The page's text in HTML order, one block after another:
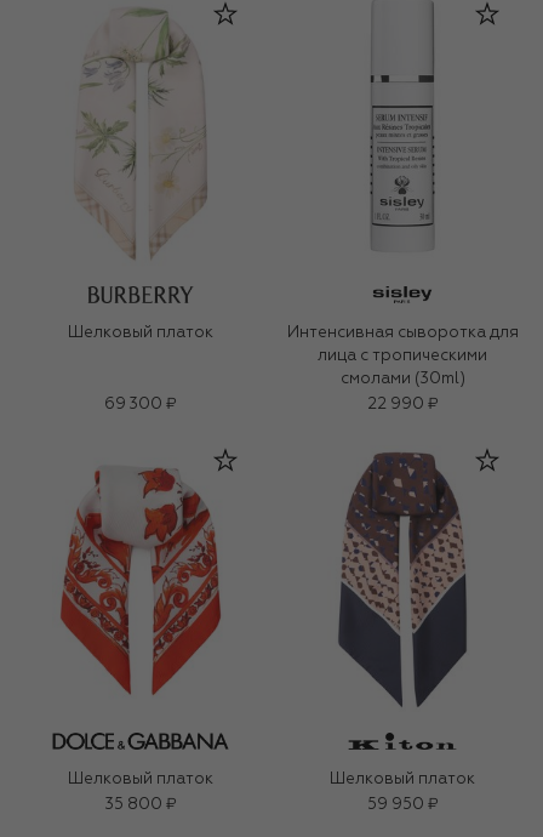
Шелковый платок
69 300 ₽
Интенсивная сыворотка для
лица с тропическими
смолами (30ml)
22 990 ₽
Шелковый платок
35 800 ₽
Шелковый платок
59 950 ₽